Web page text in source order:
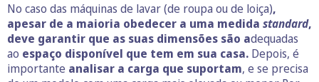
No caso das máquinas de lavar (de roupa ou de loiça),
apesar de a maioria obedecer a uma medida standard,
deve garantir que as suas dimensões são adequadas
ao espaço disponível que tem em sua casa. Depois, é
importante analisar a carga que suportam, e se precisa